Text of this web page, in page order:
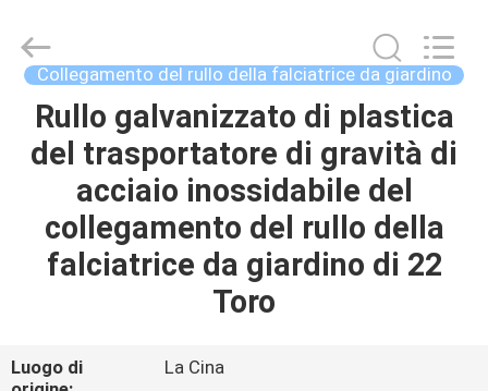
CASA
PRODOTTI
CIRCA
GIRO
Hesheng
Long
Trading
Reserved.
Collegamento del rullo della falciatrice da giardino
Rullo galvanizzato di plastica
del trasportatore di gravità di
acciaio inossidabile del
collegamento del rullo della
falciatrice da giardino di 22
Toro
Luogo di
La Cina